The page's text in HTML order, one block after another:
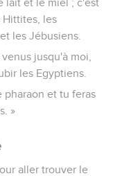
lait et le miel ; c'est
Hittites, les
les Jébusiens.
jusqu'à moi,
les Egyptiens.
pharaon et tu feras
»
aller trouver le